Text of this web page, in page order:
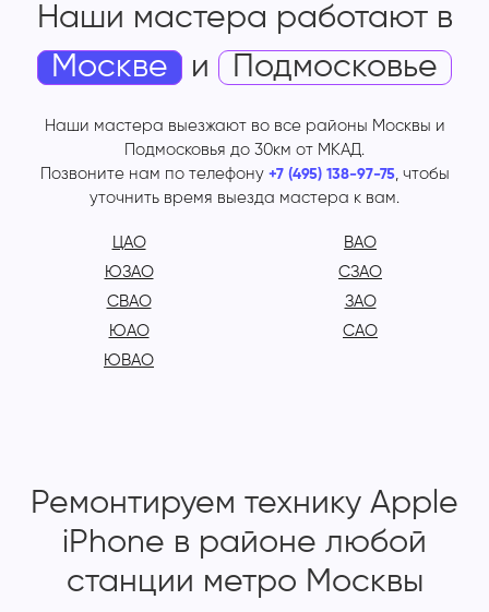
Наши мастера работают в
Москве
и Подмосковье
Наши мастера выезжают во все районы Москвы и
Подмосковья до 30км от МКАД.
Позвоните нам по телефону +7 (495) 138-97-75, чтобы
уточнить время выезда мастера к вам.
ЦАО
ЮЗАО
СВАО
ЮАО
ЮВАО
ВАО
СЗАО
ЗАО
САО
Ремонтируем технику Apple
iPhone в районе любой
станции метро Москвы